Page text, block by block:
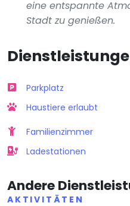
eine entspannte
Stadt zu genießen.
Parkplatz
Haustiere erlaubt
Familienzimmer
Ladestationen
Andere
AKTIVITÄTEN